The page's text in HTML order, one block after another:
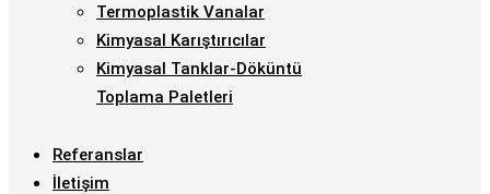
Termoplastik Vanalar
Kimyasal Karıştırıcılar
Kimyasal Tanklar-Döküntü
Toplama Paletleri
Referanslar
İletişim